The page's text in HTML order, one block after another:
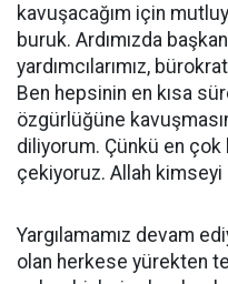
kavuşacağım için
buruk. Ardımızda
yardımcılarımız,
Ben hepsinin en kısa
özgürlüğüne
diliyorum. Çünkü en
çekiyoruz. Allah kimseyi
Yargılamamız devam
olan herkese yürekten